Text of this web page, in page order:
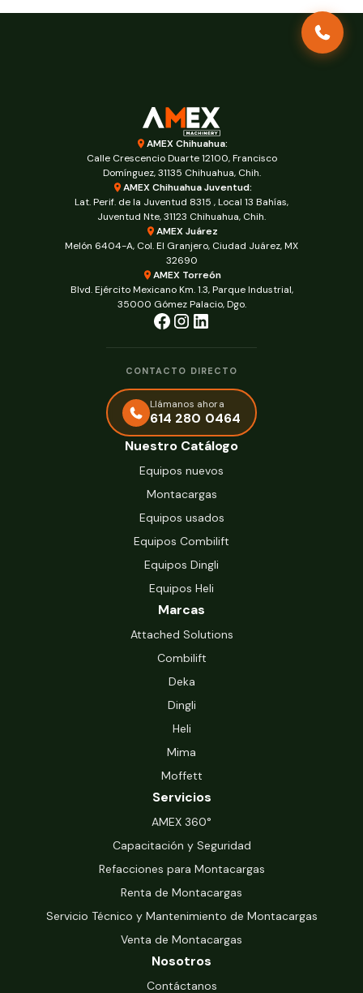
AMEX Chihuahua:
Calle Crescencio Duarte 12100, Francisco
Domínguez, 31135 Chihuahua, Chih.
AMEX Chihuahua Juventud:
Lat. Perif. de la Juventud 8315 , Local 13 Bahías,
Juventud Nte, 31123 Chihuahua, Chih.
AMEX Juárez
Melón 6404-A, Col. El Granjero, Ciudad Juárez, MX
32690
AMEX Torreón
Blvd. Ejército Mexicano Km. 1.3, Parque Industrial,
35000 Gómez Palacio, Dgo.
CONTACTO DIRECTO
Llámanos ahora
614 280 0464
Nuestro Catálogo
Equipos nuevos
Montacargas
Equipos usados
Equipos Combilift
Equipos Dingli
Equipos Heli
Marcas
Attached Solutions
Combilift
Deka
Dingli
Heli
Mima
Moffett
Servicios
‍AMEX 360°
Capacitación y Seguridad
Refacciones para Montacargas
Renta de Montacargas
Servicio Técnico y Mantenimiento de Montacargas
Venta de Montacargas
Nosotros
Contáctanos